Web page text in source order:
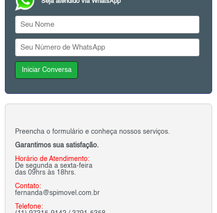
Iniciar Conversa
Preencha o formulário e conheça nossos serviços.
Garantimos sua satisfação.
Horário de Atendimento:
De segunda a sexta-feira
das 09hrs às 18hrs.
Contato:
fernanda@spimovel.com.br
Telefone: